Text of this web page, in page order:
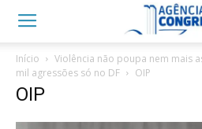
Início
Violência não poupa nem mais
mil agressões só no DF
OIP
OIP